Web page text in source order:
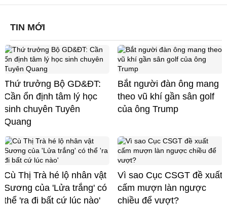
TIN MỚI
Thứ trưởng Bộ GD&ĐT:
Cần ổn định tâm lý học
sinh chuyên Tuyên
Quang
Bắt người đàn ông mang
theo vũ khí gần sân golf
của ông Trump
Cù Thị Trà hé lộ nhân vật
Sương của 'Lửa trắng' có
thể 'ra đi bất cứ lúc nào'
Vì sao Cục CSGT đề xuất
cấm mượn làn ngược
chiều để vượt?